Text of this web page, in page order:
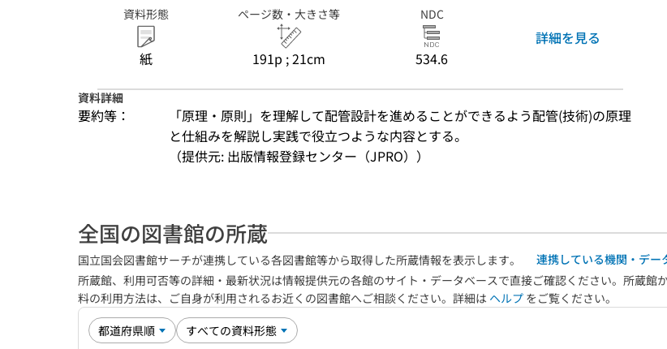
資料形態
紙
ページ数・大きさ等
191p ; 21cm
NDC
534.6
詳細を見る
資料詳細
要約等：
「原理・原則」を理解して配管設計を進めることができるよう配管(技術)の原理
と仕組みを解説し実践で役立つような内容とする。
（提供元: 出版情報登録センター（JPRO））
全国の図書館の所蔵
国立国会図書館サーチが連携している各図書館等から取得した所蔵情報を表示します。
連携している機関・デー
所蔵館、利用可否等の詳細・最新状況は情報提供元の各館のサイト・データベースで直接ご確認ください。所蔵館
料の利用方法は、ご自身が利用されるお近くの図書館へご相談ください。詳細は ヘルプ をご覧ください。